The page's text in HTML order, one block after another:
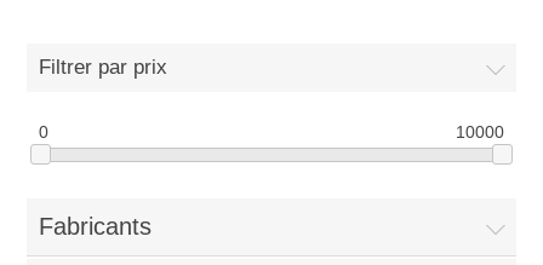
Filtrer par prix
0 10000
Fabricants